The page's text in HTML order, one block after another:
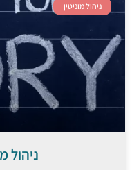
ניהול מוניטין
ניהול